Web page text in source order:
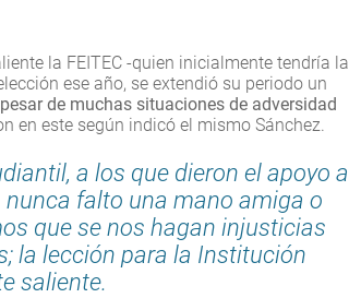
la FEITEC -quien inicialmente tendría la
ese año, se extendió su periodo un
de muchas situaciones de adversidad
en este según indicó el mismo Sánchez.
a los que dieron el apoyo a
falto una mano amiga o
que se nos hagan injusticias
la lección para la Institución
saliente.